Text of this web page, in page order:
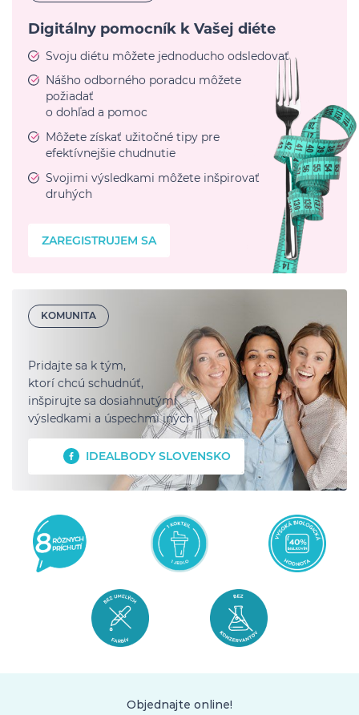
Digitálny pomocník k Vašej diéte
Svoju diétu môžete jednoducho odsledovať
Nášho odborného poradcu môžete
požiadať
o dohľad a pomoc
Môžete získať užitočné tipy pre
efektívnejšie chudnutie
Svojimi výsledkami môžete inšpirovať
druhých
ZAREGISTRUJEM SA
KOMUNITA
Pridajte sa k tým,
ktorí chcú schudnúť,
inšpirujte sa dosiahnutými
výsledkami a úspechmi iných
IDEALBODY SLOVENSKO
Objednajte online!